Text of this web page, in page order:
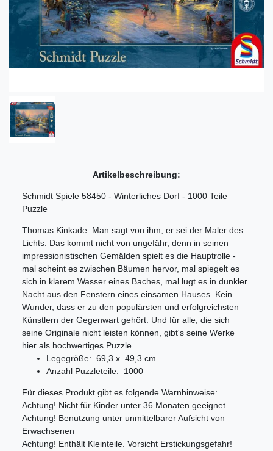
Artikelbeschreibung:
Schmidt Spiele 58450 - Winterliches Dorf - 1000 Teile
Puzzle
Thomas Kinkade: Man sagt von ihm, er sei der Maler des
Lichts. Das kommt nicht von ungefähr, denn in seinen
impressionistischen Gemälden spielt es die Hauptrolle -
mal scheint es zwischen Bäumen hervor, mal spiegelt es
sich in klarem Wasser eines Baches, mal lugt es in dunkler
Nacht aus den Fenstern eines einsamen Hauses. Kein
Wunder, dass er zu den populärsten und erfolgreichsten
Künstlern der Gegenwart gehört. Und für alle, die sich
seine Originale nicht leisten können, gibt's seine Werke
hier als hochwertiges Puzzle.
Legegröße: 69,3 x 49,3 cm
Anzahl Puzzleteile: 1000
Für dieses Produkt gibt es folgende Warnhinweise:
Achtung! Nicht für Kinder unter 36 Monaten geeignet
Achtung! Benutzung unter unmittelbarer Aufsicht von
Erwachsenen
Achtung! Enthält Kleinteile. Vorsicht Erstickungsgefahr!